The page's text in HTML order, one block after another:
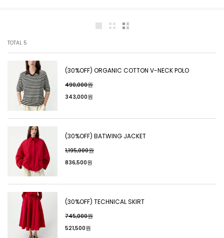
TOTAL 5
(30%OFF) ORGANIC COTTON V-NECK POLO
490,000원
343,000원
(30%OFF) BATWING JACKET
1,195,000원
836,500원
(30%OFF) TECHNICAL SKIRT
745,000원
521,500원